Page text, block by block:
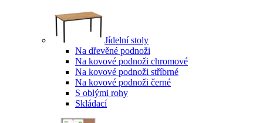
Jídelní stoly
Na dřevěné podnoži
Na kovové podnoži chromové
Na kovové podnoži stříbrné
Na kovové podnoži černé
S oblými rohy
Skládací